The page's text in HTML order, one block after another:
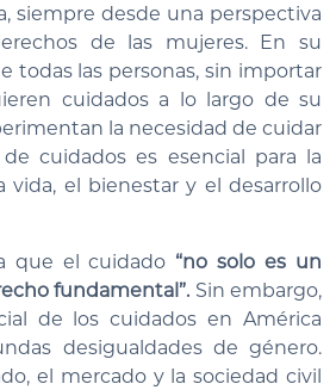
siempre desde una perspectiva
de las mujeres. En su
todas las personas, sin importar
cuidados a lo largo de su
la necesidad de cuidar
cuidados es esencial para la
vida, el bienestar y el desarrollo
que el cuidado “no solo es un
fundamental”. Sin embargo,
de los cuidados en América
desigualdades de género.
el mercado y la sociedad civil